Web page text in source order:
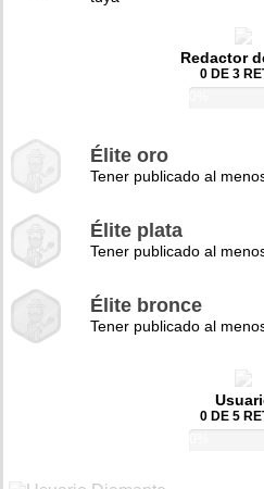
Redactor
0 DE 3
Élite oro
Tener publicado al
Élite plata
Tener publicado al
Élite bronce
Tener publicado al
0 DE 5